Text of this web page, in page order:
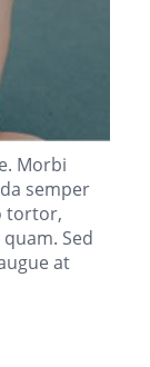
Morbi
semper
tortor,
Sed
at